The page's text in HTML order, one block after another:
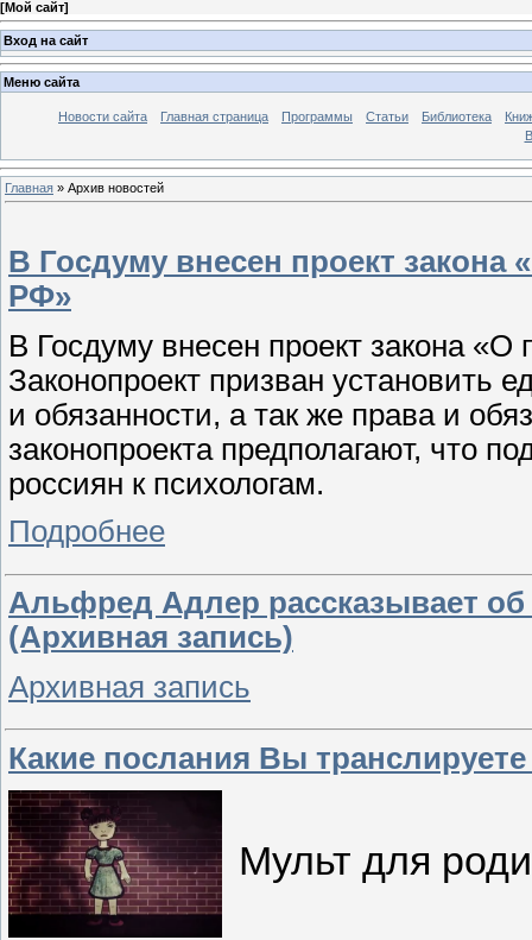
[Мой сайт]
Вход на сайт
Меню сайта
Новости сайта Главная страница Программы Статьи Библиотека
Главная » Архив новостей
В Госдуму внесен проект
РФ»
В Госдуму внесен проект закона
Законопроект призван установить
и обязанности, а так же права и
законопроекта предполагают, что
россиян к психологам.
Подробнее
Альфред Адлер рассказывает
(Архивная запись)
Архивная запись
Какие послания Вы
Мульт для